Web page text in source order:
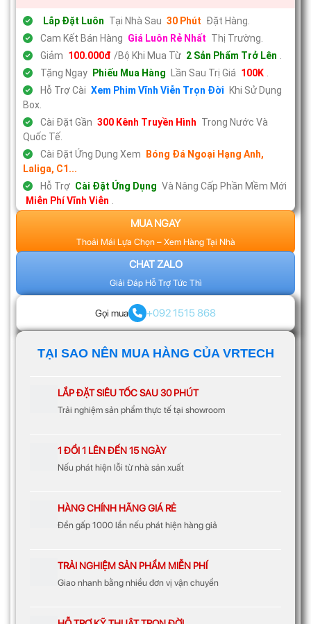
Lắp Đặt Luôn Tại Nhà Sau 30 Phút Đặt Hàng.
Cam Kết Bán Hàng Giá Luôn Rẻ Nhất Thị Trường.
Giảm 100.000đ /Bộ Khi Mua Từ 2 Sản Phẩm Trở Lên
Tặng Ngay
Phiếu Mua Hàng Lần Sau Trị Giá 100K
Hỗ Trợ Cài Xem Phim Vĩnh Viễn Trọn Đời
Khi Sử Dụng
Box.
Cài Đặt Gần 300 Kênh Truyền Hình Trong Nước Và
Quốc Tế.
Cài Đặt Ứng Dụng Xem
Bóng Đá Ngoại Hạng Anh,
Laliga, C1...
Hỗ Trợ Cài Đặt Ứng Dụng Và Nâng Cấp Phần Mềm Mới
Miễn Phí Vĩnh Viễn
MUA NGAY
Thoải Mái Lựa Chọn – Xem Hàng Tại Nhà
CHAT ZALO
Giải Đáp Hỗ Trợ Tức Thì
Gọi mua +092 1515 868
TẠI SAO NÊN MUA HÀNG CỦA VRTECH
LẮP ĐẶT SIÊU TỐC SAU 30 PHÚT
Trải nghiệm sản phẩm thực tế tại showroom
1 ĐỔI 1 LÊN ĐẾN 15 NGÀY
Nếu phát hiện lỗi từ nhà sản xuất
HÀNG CHÍNH HÃNG GIÁ RẺ
Đền gấp 1000 lần nếu phát hiện hàng giả
TRẢI NGHIỆM SẢN PHẨM MIỄN PHÍ
Giao nhanh bằng nhiều đơn vị vận chuyển